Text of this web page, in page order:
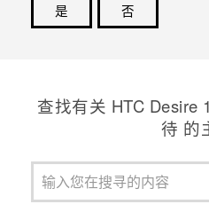
是
否
查找有关 HTC Desire
待 的